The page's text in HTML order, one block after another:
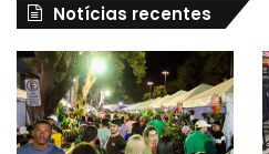
Notícias recentes